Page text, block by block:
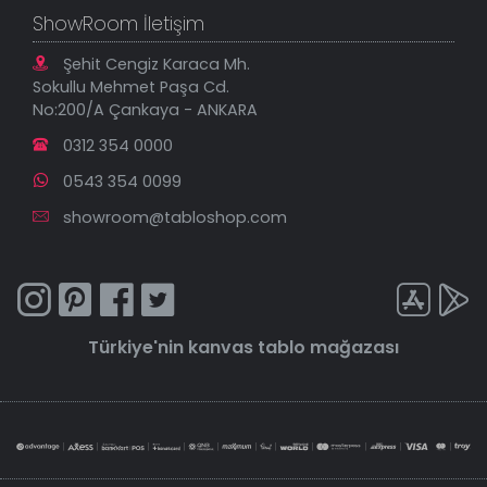
ShowRoom İletişim
Şehit Cengiz Karaca Mh.
Sokullu Mehmet Paşa Cd.
No:200/A Çankaya - ANKARA
0312 354 0000
0543 354 0099
showroom@tabloshop.com
Türkiye'nin kanvas tablo mağazası